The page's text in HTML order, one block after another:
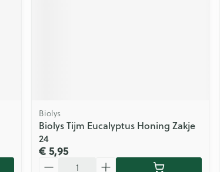
Biolys
Biolys Tijm Eucalyptus Honing Zakje
24
€ 5,95